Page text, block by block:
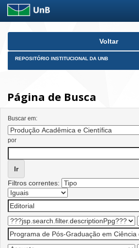
Skip
Voltar
REPOSITÓRIO INSTITUCIONAL DA UNB
Página de Busca
Buscar em:
por
Filtros correntes: